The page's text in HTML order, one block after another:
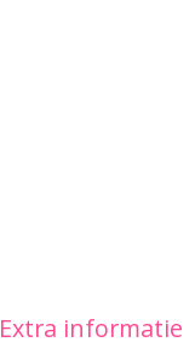
Extra informatie